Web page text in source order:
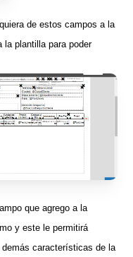
de estos campos a la
la plantilla para poder
que agrego a la
y este le permitirá
características de la